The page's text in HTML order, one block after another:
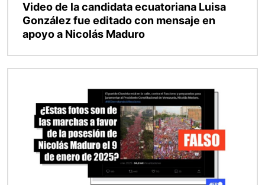
Video de la candidata ecuatoriana Luisa
González fue editado con mensaje en
apoyo a Nicolás Maduro